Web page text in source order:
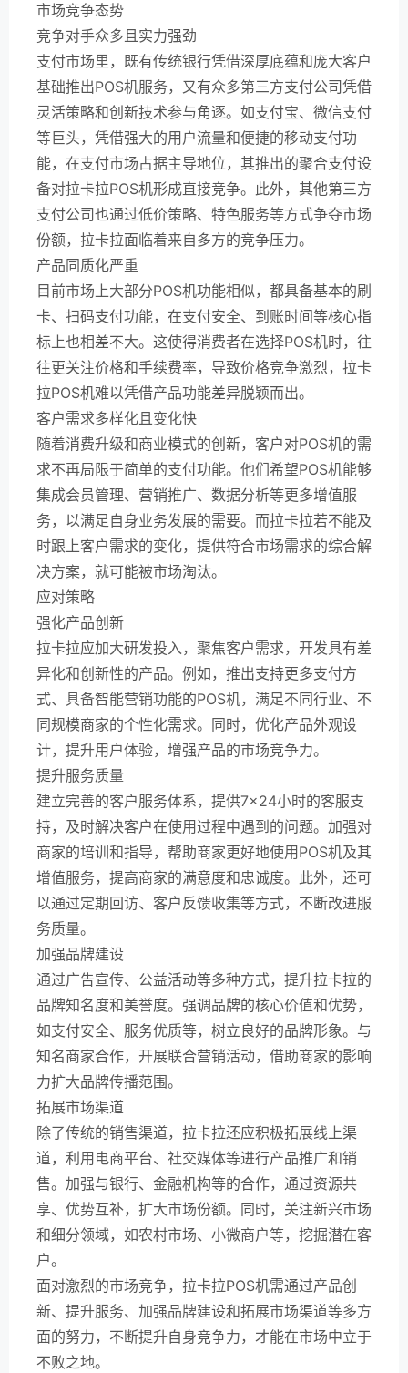
市场竞争态势
竞争对手众多且实力强劲
支付市场里，既有传统银行凭借深厚底蕴和庞大客户
基础推出POS机服务，又有众多第三方支付公司凭借
灵活策略和创新技术参与角逐。如支付宝、微信支付
等巨头，凭借强大的用户流量和便捷的移动支付功
能，在支付市场占据主导地位，其推出的聚合支付设
备对拉卡拉POS机形成直接竞争。此外，其他第三方
支付公司也通过低价策略、特色服务等方式争夺市场
份额，拉卡拉面临着来自多方的竞争压力。
产品同质化严重
目前市场上大部分POS机功能相似，都具备基本的刷
卡、扫码支付功能，在支付安全、到账时间等核心指
标上也相差不大。这使得消费者在选择POS机时，往
往更关注价格和手续费率，导致价格竞争激烈，拉卡
拉POS机难以凭借产品功能差异脱颖而出。
客户需求多样化且变化快
随着消费升级和商业模式的创新，客户对POS机的需
求不再局限于简单的支付功能。他们希望POS机能够
集成会员管理、营销推广、数据分析等更多增值服
务，以满足自身业务发展的需要。而拉卡拉若不能及
时跟上客户需求的变化，提供符合市场需求的综合解
决方案，就可能被市场淘汰。
应对策略
强化产品创新
拉卡拉应加大研发投入，聚焦客户需求，开发具有差
异化和创新性的产品。例如，推出支持更多支付方
式、具备智能营销功能的POS机，满足不同行业、不
同规模商家的个性化需求。同时，优化产品外观设
计，提升用户体验，增强产品的市场竞争力。
提升服务质量
建立完善的客户服务体系，提供7×24小时的客服支
持，及时解决客户在使用过程中遇到的问题。加强对
商家的培训和指导，帮助商家更好地使用POS机及其
增值服务，提高商家的满意度和忠诚度。此外，还可
以通过定期回访、客户反馈收集等方式，不断改进服
务质量。
加强品牌建设
通过广告宣传、公益活动等多种方式，提升拉卡拉的
品牌知名度和美誉度。强调品牌的核心价值和优势，
如支付安全、服务优质等，树立良好的品牌形象。与
知名商家合作，开展联合营销活动，借助商家的影响
力扩大品牌传播范围。
拓展市场渠道
除了传统的销售渠道，拉卡拉还应积极拓展线上渠
道，利用电商平台、社交媒体等进行产品推广和销
售。加强与银行、金融机构等的合作，通过资源共
享、优势互补，扩大市场份额。同时，关注新兴市场
和细分领域，如农村市场、小微商户等，挖掘潜在客
户。
面对激烈的市场竞争，拉卡拉POS机需通过产品创
新、提升服务、加强品牌建设和拓展市场渠道等多方
面的努力，不断提升自身竞争力，才能在市场中立于
不败之地。